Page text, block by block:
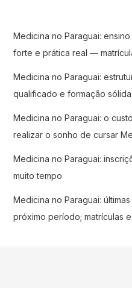
Medicina no Paraguai:
forte e prática real —
Medicina no Paraguai:
qualificado e formação
Medicina no Paraguai: o
realizar o sonho de cursar
Medicina no Paraguai:
muito tempo
Medicina no Paraguai:
próximo período; matrículas